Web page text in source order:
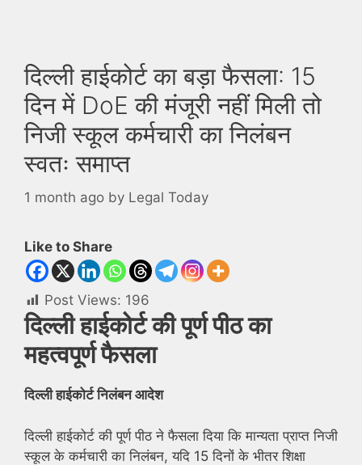
दिल्ली हाईकोर्ट का बड़ा फैसला: 15
दिन में DoE की मंजूरी नहीं मिली तो
निजी स्कूल कर्मचारी का निलंबन
स्वतः समाप्त
1 month ago by Legal Today
Like to Share
Post Views: 196
दिल्ली हाईकोर्ट की पूर्ण पीठ का
महत्वपूर्ण फैसला
दिल्ली हाईकोर्ट निलंबन आदेश
दिल्ली हाईकोर्ट की पूर्ण पीठ ने फैसला दिया कि मान्यता प्राप्त निजी
स्कूल के कर्मचारी का निलंबन, यदि 15 दिनों के भीतर शिक्षा